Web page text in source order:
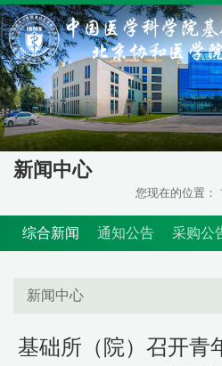
新闻中心
您现在的位置：
综合新闻 通知公告 采购公
新闻中心
基础所（院）召开青